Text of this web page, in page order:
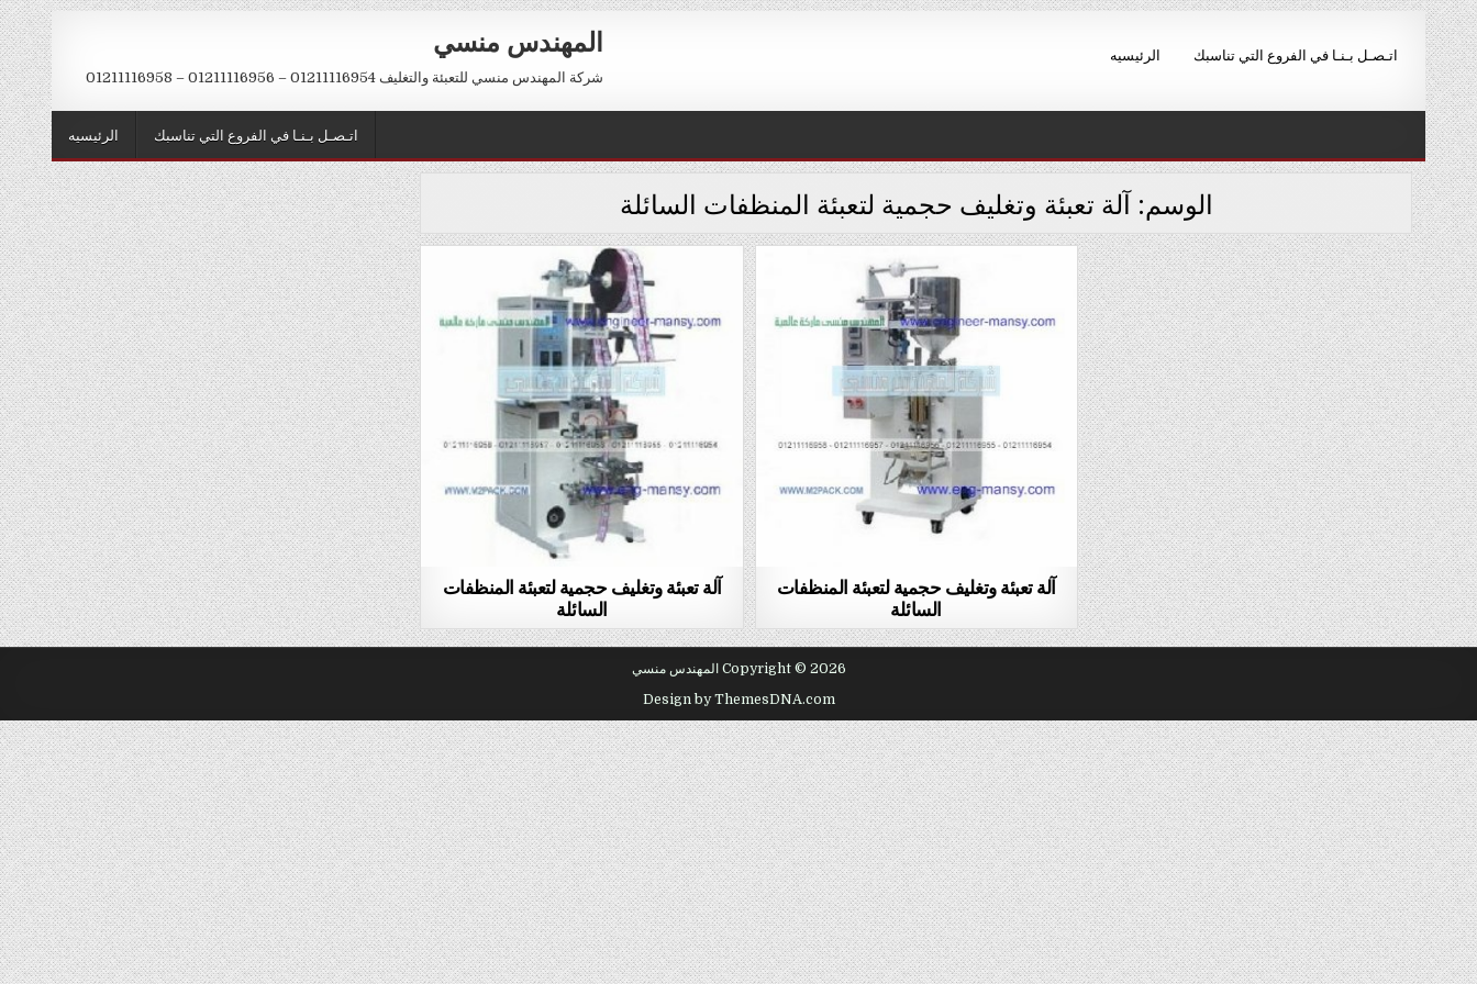
Skip
to
content
المهندس منسي
شركة المهندس منسي للتعبئة والتغليف 01211116954 – 01211116956 – 01211116958
الرئيسيه اتـصـل بـنـا في الفروع التي تناسبك
الرئيسيه اتـصـل بـنـا في الفروع التي تناسبك
الوسم:آلة تعبئة وتغليف حجمية لتعبئة المنظفات السائلة
آلة تعبئة وتغليف حجمية لتعبئة المنظفات
السائلة
آلة تعبئة وتغليف حجمية لتعبئة المنظفات
السائلة
Copyright © 2026 المهندس منسي
Design by ThemesDNA.com